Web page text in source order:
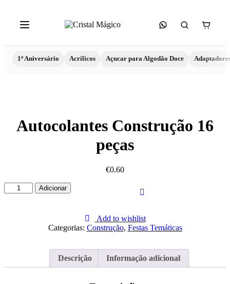
1º Aniversário Acrílicos Açucar para Algodão Doce
Autocolantes Construção 16
peças
€0.60
Quantidade
de
Adicionar
Add to wishlist
Categorias: Construção, Festas Temáticas
Descrição Informação adicional